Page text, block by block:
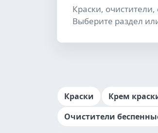
Краски,
Выберите раздел
Краски Крем
Очистители